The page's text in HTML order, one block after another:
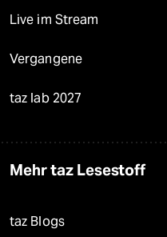
Live im Stream
Vergangene
taz lab 2027
Mehr taz Lesestoff
taz Blogs